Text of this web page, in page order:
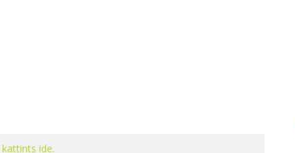
kattints ide.